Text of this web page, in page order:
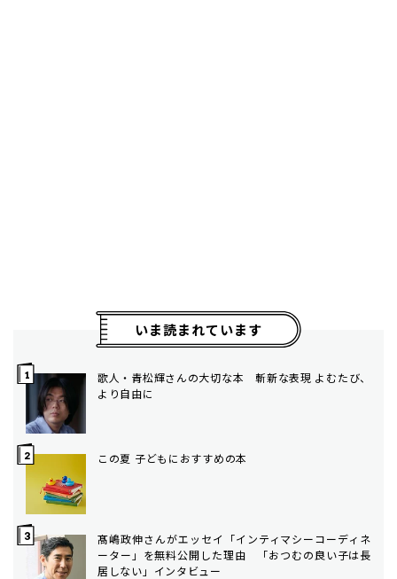
いま読まれています
歌人・青松輝さんの大切な本 斬新な表現 よむたび、
より自由に
この夏 子どもにおすすめの本
髙嶋政伸さんがエッセイ「インティマシーコーディネ
ーター」を無料公開した理由 「おつむの良い子は長
居しない」インタビュー